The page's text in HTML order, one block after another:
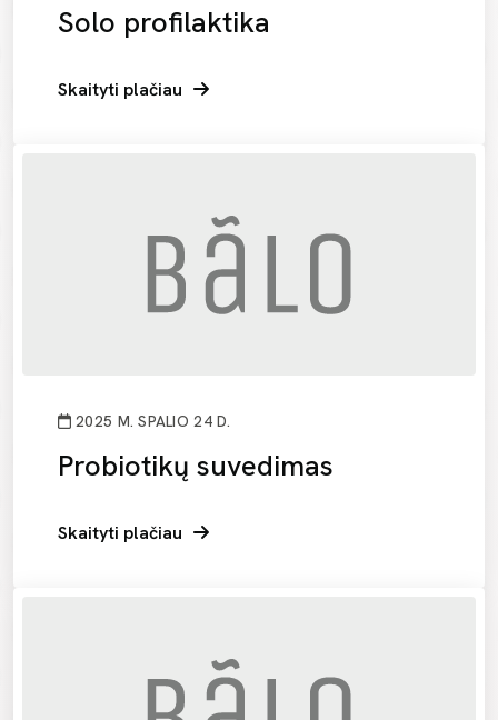
Solo profilaktika
Skaityti plačiau
2025 M. SPALIO 24 D.
Probiotikų suvedimas
Skaityti plačiau